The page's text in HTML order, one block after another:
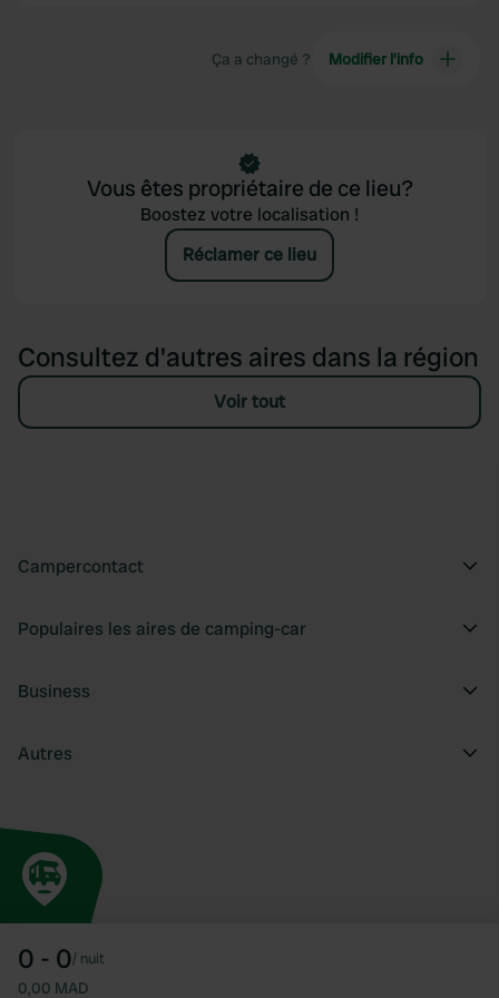
0 - 0/ nuit
0,00 MAD
Ça a changé ? Modifier l’info
Vous êtes propriétaire de ce lieu?
Boostez votre localisation !
Réclamer ce lieu
Consultez d'autres aires dans la région
Voir tout
Campercontact
Populaires les aires de camping-car
Business
Autres